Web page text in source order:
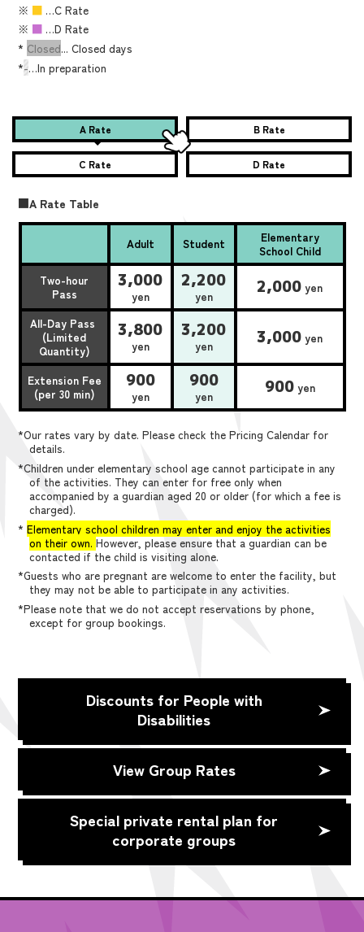
※ ■ …C Rate
※ ■ …D Rate
* Closed... Closed days
*-…In preparation
A Rate B Rate
C Rate D Rate
■A Rate Table
Adult Student
Elementary
School Child
Two-hour
Pass
3,000
yen
2,200
yen 2,000 yen
All-Day Pass
(Limited
Quantity)
3,800
yen
3,200
yen 3,000 yen
Extension Fee
(per 30 min)
900
yen
900
yen 900yen
*Our rates vary by date. Please check the Pricing Calendar for
details.
*Children under elementary school age cannot participate in any
of the activities. They can enter for free only when
accompanied by a guardian aged 20 or older (for which a fee is
charged).
*Elementary school children may enter and enjoy the activities
on their own. However, please ensure that a guardian can be
contacted if the child is visiting alone.
*Guests who are pregnant are welcome to enter the facility, but
they may not be able to participate in any activities.
*Please note that we do not accept reservations by phone,
except for group bookings.
Discounts for People with
Disabilities
View Group Rates
Special private rental plan for
corporate groups